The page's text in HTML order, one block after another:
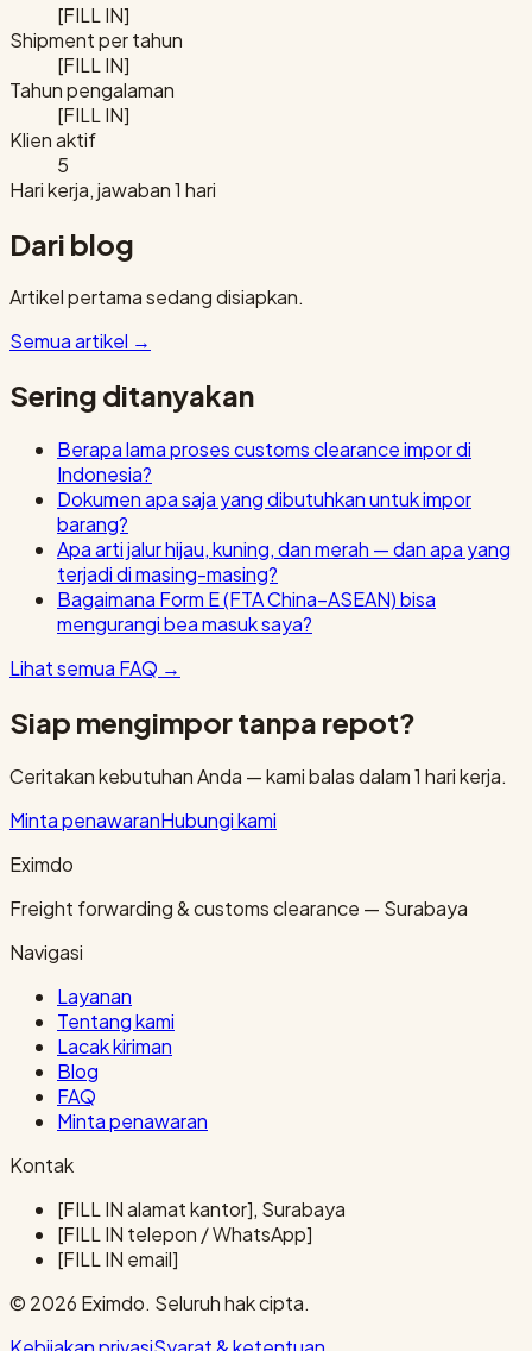
[FILL IN]
Shipment per tahun
[FILL IN]
Tahun pengalaman
[FILL IN]
Klien aktif
5
Hari kerja, jawaban 1 hari
Dari blog
Artikel pertama sedang disiapkan.
Semua artikel →
Sering ditanyakan
Berapa lama proses customs clearance impor di
Indonesia?
Dokumen apa saja yang dibutuhkan untuk impor
barang?
Apa arti jalur hijau, kuning, dan merah — dan apa yang
terjadi di masing-masing?
Bagaimana Form E (FTA China–ASEAN) bisa
mengurangi bea masuk saya?
Lihat semua FAQ →
Siap mengimpor tanpa repot?
Ceritakan kebutuhan Anda — kami balas dalam 1 hari kerja.
Minta penawaranHubungi kami
Eximdo
Freight forwarding & customs clearance — Surabaya
Navigasi
Layanan
Tentang kami
Lacak kiriman
Blog
FAQ
Minta penawaran
Kontak
[FILL IN alamat kantor], Surabaya
[FILL IN telepon / WhatsApp]
[FILL IN email]
© 2026 Eximdo. Seluruh hak cipta.